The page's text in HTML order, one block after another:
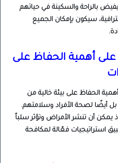
بالراحة والسكينة في حياتهم
سيكون بإمكان الجميع
أهمية الحفاظ على
الحفاظ على بيئة خالية من
أيضًا لصحة الأفراد وسلامتهم.
يمكن أن تنشر الأمراض وتؤثر سلباً
استراتيجيات فعّالة لمكافحة